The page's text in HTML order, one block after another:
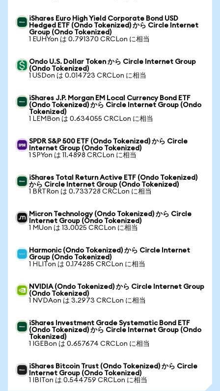
iShares Euro High Yield Corporate Bond USD
Hedged ETF (Ondo Tokenized) から Circle Internet
Group (Ondo Tokenized)
1 EUHYon は 0.791370 CRCLon に相当
Ondo U.S. Dollar Token から Circle Internet Group
(Ondo Tokenized)
1 USDon は 0.014723 CRCLon に相当
iShares J.P. Morgan EM Local Currency Bond ETF
(Ondo Tokenized) から Circle Internet Group (Ondo
Tokenized)
1 LEMBon は 0.634055 CRCLon に相当
SPDR S&P 500 ETF (Ondo Tokenized) から Circle
Internet Group (Ondo Tokenized)
1 SPYon は 11.4898 CRCLon に相当
iShares Total Return Active ETF (Ondo Tokenized)
から Circle Internet Group (Ondo Tokenized)
1 BRTRon は 0.733728 CRCLon に相当
Micron Technology (Ondo Tokenized) から Circle
Internet Group (Ondo Tokenized)
1 MUon は 13.0025 CRCLon に相当
Harmonic (Ondo Tokenized) から Circle Internet
Group (Ondo Tokenized)
1 HLITon は 0.174285 CRCLon に相当
NVIDIA (Ondo Tokenized) から Circle Internet Group
(Ondo Tokenized)
1 NVDAon は 3.2973 CRCLon に相当
iShares Investment Grade Systematic Bond ETF
(Ondo Tokenized) から Circle Internet Group (Ondo
Tokenized)
1 IGEBon は 0.657674 CRCLon に相当
iShares Bitcoin Trust (Ondo Tokenized) から Circle
Internet Group (Ondo Tokenized)
1 IBITon は 0.544759 CRCLon に相当